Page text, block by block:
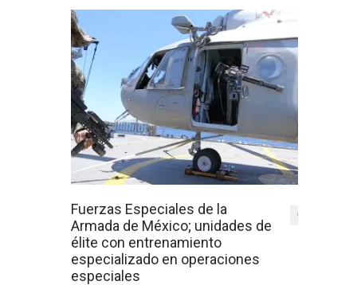
Fuerzas Especiales de la
Armada de México; unidades de
élite con entrenamiento
especializado en operaciones
especiales
0